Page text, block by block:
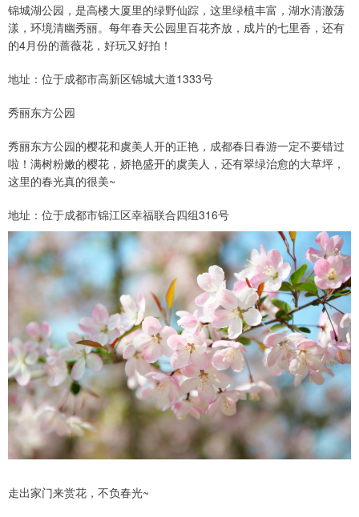
锦城湖公园，是高楼大厦里的绿野仙踪，这里绿植丰富，湖水清澈荡
漾，环境清幽秀丽。每年春天公园里百花齐放，成片的七里香，还有
的4月份的蔷薇花，好玩又好拍！
地址：位于成都市高新区锦城大道1333号
秀丽东方公园
秀丽东方公园的樱花和虞美人开的正艳，成都春日春游一定不要错过
啦！满树粉嫩的樱花，娇艳盛开的虞美人，还有翠绿治愈的大草坪，
这里的春光真的很美~
地址：位于成都市锦江区幸福联合四组316号
走出家门来赏花，不负春光~